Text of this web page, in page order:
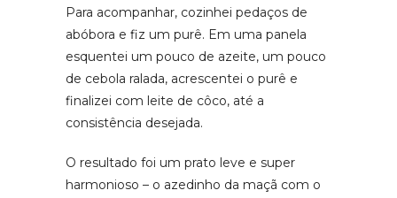
Para acompanhar, cozinhei pedaços de
abóbora e fiz um purê. Em uma panela
esquentei um pouco de azeite, um pouco
de cebola ralada, acrescentei o purê e
finalizei com leite de côco, até a
consistência desejada.
O resultado foi um prato leve e super
harmonioso – o azedinho da maçã com o